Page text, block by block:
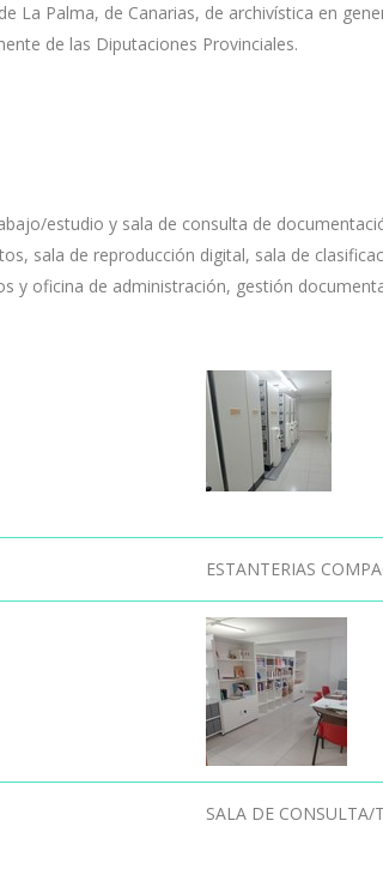
La Palma, de Canarias, de archivística en
de las Diputaciones Provinciales.
estudio y sala de consulta de
sala de reproducción digital, sala de
y oficina de administración, gestión
ESTANTERIAS
SALA DE CONSULTA/